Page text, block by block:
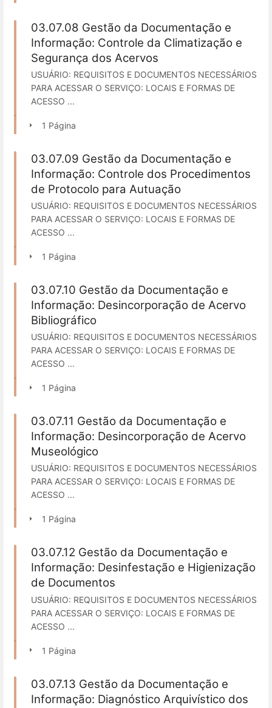
03.07.08 Gestão da Documentação e
Informação: Controle da Climatização e
Segurança dos Acervos
USUÁRIO: REQUISITOS E DOCUMENTOS NECESSÁRIOS
PARA ACESSAR O SERVIÇO: LOCAIS E FORMAS DE
ACESSO ...
1 Página
03.07.09 Gestão da Documentação e
Informação: Controle dos Procedimentos
de Protocolo para Autuação
USUÁRIO: REQUISITOS E DOCUMENTOS NECESSÁRIOS
PARA ACESSAR O SERVIÇO: LOCAIS E FORMAS DE
ACESSO ...
1 Página
03.07.10 Gestão da Documentação e
Informação: Desincorporação de Acervo
Bibliográfico
USUÁRIO: REQUISITOS E DOCUMENTOS NECESSÁRIOS
PARA ACESSAR O SERVIÇO: LOCAIS E FORMAS DE
ACESSO ...
1 Página
03.07.11 Gestão da Documentação e
Informação: Desincorporação de Acervo
Museológico
USUÁRIO: REQUISITOS E DOCUMENTOS NECESSÁRIOS
PARA ACESSAR O SERVIÇO: LOCAIS E FORMAS DE
ACESSO ...
1 Página
03.07.12 Gestão da Documentação e
Informação: Desinfestação e Higienização
de Documentos
USUÁRIO: REQUISITOS E DOCUMENTOS NECESSÁRIOS
PARA ACESSAR O SERVIÇO: LOCAIS E FORMAS DE
ACESSO ...
1 Página
03.07.13 Gestão da Documentação e
Informação: Diagnóstico Arquivístico dos